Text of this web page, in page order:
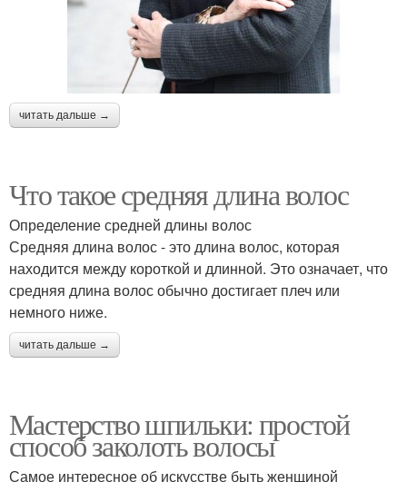
читать дальше →
Что такое средняя длина волос
Определение средней длины волос
Средняя длина волос - это длина волос, которая
находится между короткой и длинной. Это означает, что
средняя длина волос обычно достигает плеч или
немного ниже.
читать дальше →
Мастерство шпильки: простой
способ заколоть волосы
Самое интересное об искусстве быть женщиной